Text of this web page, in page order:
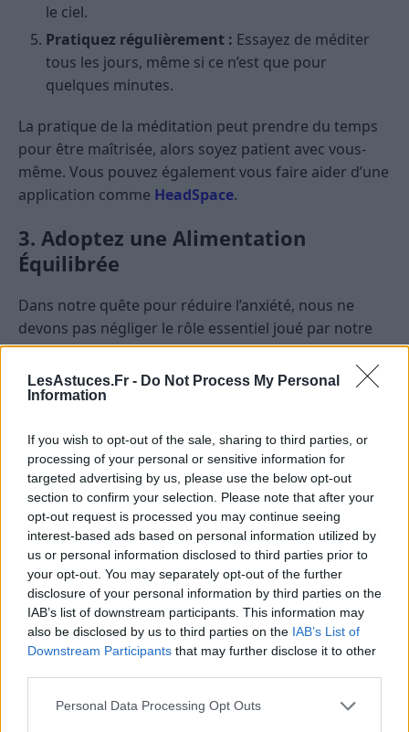
LesAstuces.Fr - Do Not Process My Personal
Information
If you wish to opt-out of the sale, sharing to third parties, or
processing of your personal or sensitive information for
targeted advertising by us, please use the below opt-out
section to confirm your selection. Please note that after your
opt-out request is processed you may continue seeing
interest-based ads based on personal information utilized by
us or personal information disclosed to third parties prior to
your opt-out. You may separately opt-out of the further
disclosure of your personal information by third parties on the
IAB’s list of downstream participants. This information may
also be disclosed by us to third parties on the IAB’s List of
Downstream Participants that may further disclose it to other
Personal Data Processing Opt Outs
le ciel.
Pratiquez régulièrement : Essayez de méditer
tous les jours, même si ce n’est que pour
quelques minutes.
La pratique de la méditation peut prendre du temps
pour être maîtrisée, alors soyez patient avec vous-
même. Vous pouvez également vous faire aider d’une
application comme HeadSpace.
3. Adoptez une Alimentation
Équilibrée
Dans notre quête pour réduire l’anxiété, nous ne
devons pas négliger le rôle essentiel joué par notre
alimentation. Unealimentation saineet équilibrée
peut jouer un rôle clé dans la gestion de l’anxiété en
stabilisant les niveaux de sucre dans le sang, en
favorisant une bonne santé intestinale.
Il a été démontré que certains aliments ont des